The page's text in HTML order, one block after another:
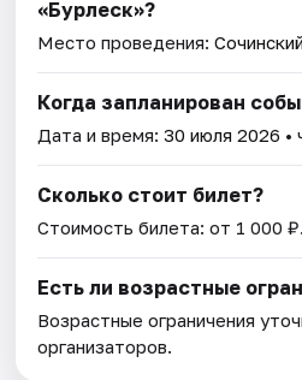
«Бурлеск»?
Место проведения:
Когда запланирован
Дата и время:30 июля 2026 •
Сколько стоит билет?
Стоимость билета: от 1 000 ₽.
Есть ли возрастные
Возрастные ограничения
организаторов.